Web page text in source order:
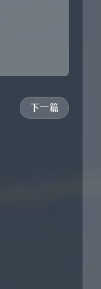
下一篇